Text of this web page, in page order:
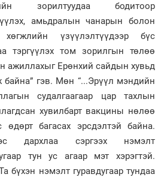
зорилтуудаа бодитоор
амьдралын чанарын болон
хөгжлийн үзүүлэлтүүдээр бүс
тэргүүлэх том зорилгын төлөө
ажиллахыг Ерөнхий сайдын хувьд
байна” гэв. Мөн “...Эрүүл мэндийн
судалгаагаар цар тахлын
хувилбарт вакцины нөлөө
өдөрт багасах эрсдэлтэй байна.
дархлаа сэргээх нэмэлт
тун ус агаар мэт хэрэгтэй.
бүхэн нэмэлт гуравдугаар тундаа